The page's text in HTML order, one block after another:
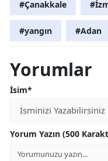
#Çanakkale
#yangın #Adan
Yorumlar
İsim*
Yorum Yazın (500